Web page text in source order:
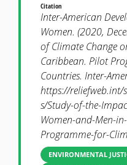
Citation
Inter-American
Women. (2020,
of Climate Change
Caribbean. Pilot
Countries. Inter-
https://reliefweb.int/
s/Study-of-the-
Women-and-Men-
Programme-for-
ENVIRONMENTAL